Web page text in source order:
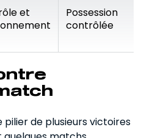
et
Possession
contrôlée
de plusieurs victoires